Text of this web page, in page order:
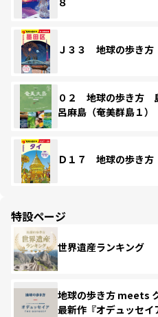
Ｊ３３ 地球の歩き
０２ 地球の歩き方
呂麻島（奄美群島１
Ｄ１７ 地球の歩き
特設ページ
世界遺産ランキング
地球の歩き方 meets
最新作『オデュッセイ